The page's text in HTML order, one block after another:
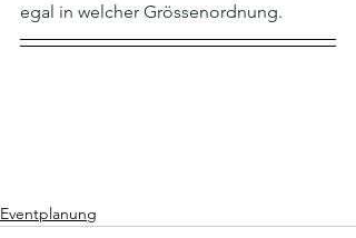
egal in welcher Grössenordnung.
Eventplanung